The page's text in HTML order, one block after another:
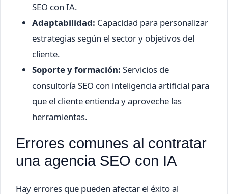
SEO con IA.
Adaptabilidad: Capacidad para personalizar
estrategias según el sector y objetivos del
cliente.
Soporte y formación: Servicios de
consultoría SEO con inteligencia artificial para
que el cliente entienda y aproveche las
herramientas.
Errores comunes al contratar
una agencia SEO con IA
Hay errores que pueden afectar el éxito al